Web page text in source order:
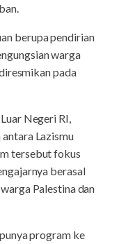
berupa pendirian
warga
pada
Negeri RI,
Lazismu
tersebut fokus
berasal
Palestina dan
program ke